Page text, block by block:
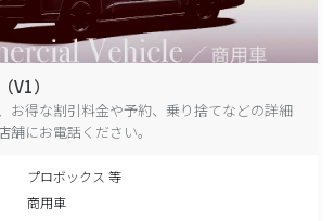
V1）
お得な割引料金や予約、乗り捨てなどの詳細
舗にお電話ください。
プロボックス 等
商用車